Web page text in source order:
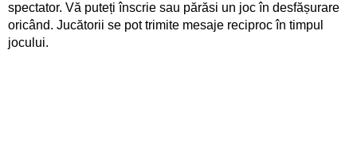
spectator. Vă puteți înscrie sau părăsi un joc în desfășurare
oricând. Jucătorii se pot trimite mesaje reciproc în timpul
jocului.